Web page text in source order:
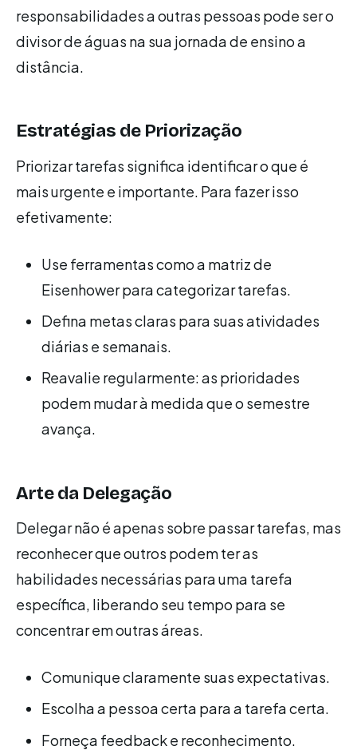
responsabilidades a outras pessoas pode ser o
divisor de águas na sua jornada de ensino a
distância.
Estratégias de Priorização
Priorizar tarefas significa identificar o que é
mais urgente e importante. Para fazer isso
efetivamente:
Use ferramentas como a matriz de
Eisenhower para categorizar tarefas.
Defina metas claras para suas atividades
diárias e semanais.
Reavalie regularmente: as prioridades
podem mudar à medida que o semestre
avança.
Arte da Delegação
Delegar não é apenas sobre passar tarefas, mas
reconhecer que outros podem ter as
habilidades necessárias para uma tarefa
específica, liberando seu tempo para se
concentrar em outras áreas.
Comunique claramente suas expectativas.
Escolha a pessoa certa para a tarefa certa.
Forneça feedback e reconhecimento.